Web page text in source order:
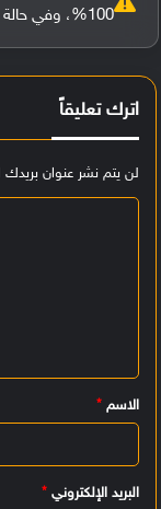
100%، وفي حالة وجود خطأ يُرجى
اترك تعليقاً
لن يتم نشر عنوان بريدك
ي
ق
الاسم *
البريد الإلكتروني *